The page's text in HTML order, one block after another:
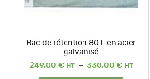
Bac de rétention 80 L en acier
galvanisé
249,00 € – 330,00 €
Plage